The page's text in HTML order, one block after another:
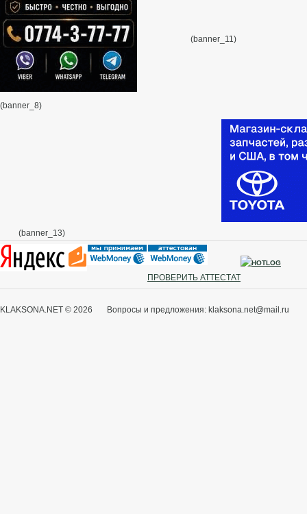
(banner_8)
(banner_11)
(banner_13)
ПРОВЕРИТЬ АТТЕСТАТ
KLAKSONA.NET © 2026 Вопросы и предложения: klaksona.net@mail.ru